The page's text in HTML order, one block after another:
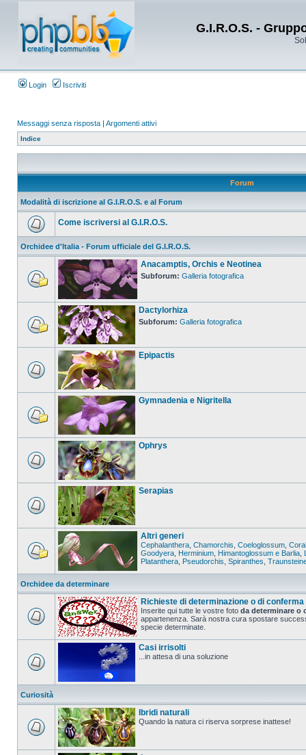
G.I.R.O.S. -
Login Iscriviti
Messaggi senza risposta | Argomenti attivi
Indice
Forum
Modalità di iscrizione al G.I.R.O.S. e al Forum
Come iscriversi al G.I.R.O.S.
Orchidee d'Italia - Forum ufficiale del G.I.R.O.S.
Anacamptis, Orchis e Neotinea
Subforum: Galleria fotografica
Dactylorhiza
Subforum: Galleria fotografica
Epipactis
Gymnadenia e Nigritella
Ophrys
Serapias
Altri generi
Cephalanthera Chamorchis Coeloglossum
Goodyera Herminium Himantoglossum e Barlia
Platanthera Pseudorchis Spiranthes
Orchidee da determinare
Richieste di determinazione o di conferma
Inserite qui tutte le vostre foto da determinare o
appartenenza. Sarà nostra cura spostare
specie determinate.
Casi irrisolti
...in attesa di una soluzione
Curiosità
Ibridi naturali
Quando la natura ci riserva sorprese inattese!